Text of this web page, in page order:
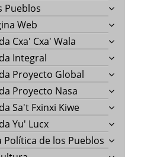
Pueblos
Web
Cxa' Cxa' Wala
Integral
Proyecto Global
Proyecto Nasa
Sa't Fxinxi Kiwe
Yu' Lucx
Política de los Pueblos